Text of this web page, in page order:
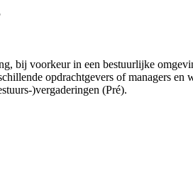
bij voorkeur in een bestuurlijke
opdrachtgevers of managers en
)vergaderingen (Pré).